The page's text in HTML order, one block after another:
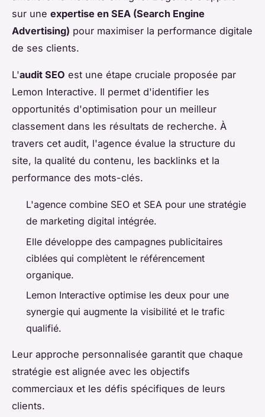
sur une expertise en SEA (Search Engine
Advertising) pour maximiser la performance digitale
de ses clients.
L'audit SEO est une étape cruciale proposée par
Lemon Interactive. Il permet d'identifier les
opportunités d'optimisation pour un meilleur
classement dans les résultats de recherche. À
travers cet audit, l'agence évalue la structure du
site, la qualité du contenu, les backlinks et la
performance des mots-clés.
L'agence combine SEO et SEA pour une stratégie
de marketing digital intégrée.
Elle développe des campagnes publicitaires
ciblées qui complètent le référencement
organique.
Lemon Interactive optimise les deux pour une
synergie qui augmente la visibilité et le trafic
qualifié.
Leur approche personnalisée garantit que chaque
stratégie est alignée avec les objectifs
commerciaux et les défis spécifiques de leurs
clients.